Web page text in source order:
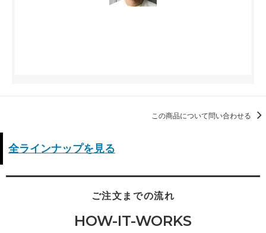
この商品について問い合わせる
全ラインナップを見る
ご注文までの流れ
HOW-IT-WORKS